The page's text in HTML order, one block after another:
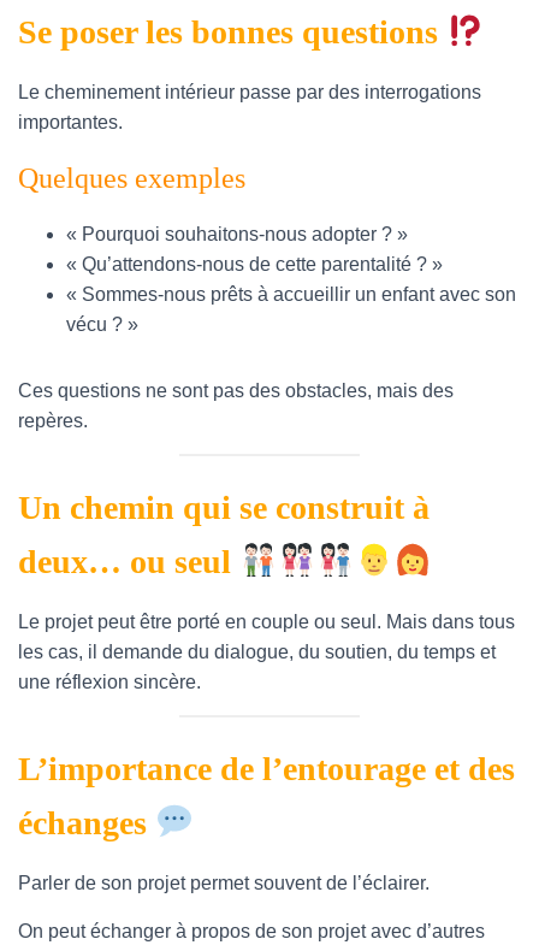
Se poser les bonnes questions ​​​​
Le cheminement intérieur passe par des interrogations
importantes.
Quelques exemples
« Pourquoi souhaitons-nous adopter ? »
« Qu’attendons-nous de cette parentalité ? »
« Sommes-nous prêts à accueillir un enfant avec son
vécu ? »
Ces questions ne sont pas des obstacles, mais des
repères.
Un chemin qui se construit à
deux… ou seul ​​​​
Le projet peut être porté en couple ou seul. Mais dans tous
les cas, il demande du dialogue, du soutien, du temps et
une réflexion sincère.
L’importance de l’entourage et des
échanges ​​
Parler de son projet permet souvent de l’éclairer.
On peut échanger à propos de son projet avec d’autres